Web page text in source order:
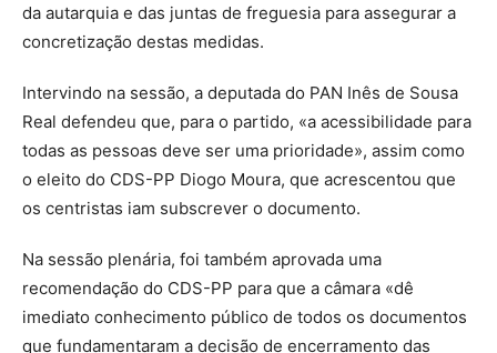
da autarquia e das juntas de freguesia para assegurar a
concretização destas medidas.
Intervindo na sessão, a deputada do PAN Inês de Sousa
Real defendeu que, para o partido, «a acessibilidade para
todas as pessoas deve ser uma prioridade», assim como
o eleito do CDS-PP Diogo Moura, que acrescentou que
os centristas iam subscrever o documento.
Na sessão plenária, foi também aprovada uma
recomendação do CDS-PP para que a câmara «dê
imediato conhecimento público de todos os documentos
que fundamentaram a decisão de encerramento das